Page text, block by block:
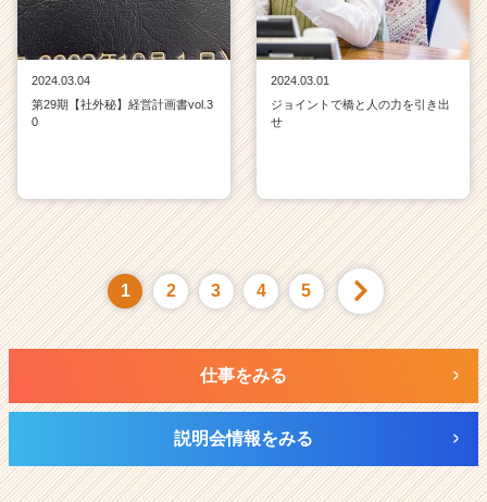
2024.03.04
第29期【社外秘】経営計画書vol.3
0
2024.03.01
ジョイントで橋と人の力を引き出
せ
1 2 3 4 5
仕事をみる
説明会情報をみる